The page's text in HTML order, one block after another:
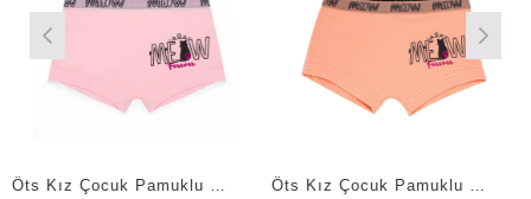
Öts Kız Çocuk Pamuklu Büstiyer Şort Pembe Meow Maksimum Hareket Özgürlüğü (8804-PEM)
Öts Kız Çocuk Pamuklu Büstiyer Şort Somon Meow Özel Form Korumalı (8804-SOM)